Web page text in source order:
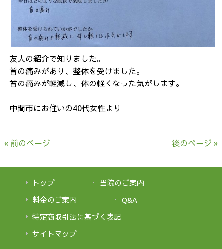
友人の紹介で知りました。
首の痛みがあり、整体を受けました。
首の痛みが軽減し、体の軽くなった気がします。
中間市にお住いの40代女性より
« 前のページ 後のページ »
トップ
当院のご案内
料金のご案内
Q&A
特定商取引法に基づく表記
サイトマップ